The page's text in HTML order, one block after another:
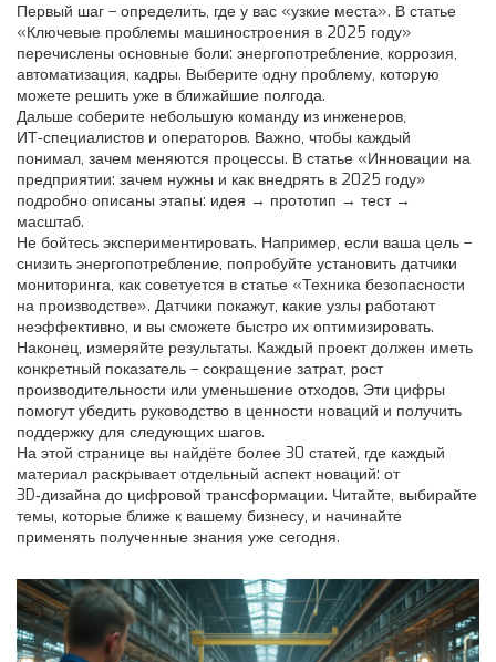
Первый шаг – определить, где у вас «узкие места». В статье
«Ключевые проблемы машиностроения в 2025 году»
перечислены основные боли: энергопотребление, коррозия,
автоматизация, кадры. Выберите одну проблему, которую
можете решить уже в ближайшие полгода.
Дальше соберите небольшую команду из инженеров,
ИТ‑специалистов и операторов. Важно, чтобы каждый
понимал, зачем меняются процессы. В статье «Инновации на
предприятии: зачем нужны и как внедрять в 2025 году»
подробно описаны этапы: идея → прототип → тест →
масштаб.
Не бойтесь экспериментировать. Например, если ваша цель –
снизить энергопотребление, попробуйте установить датчики
мониторинга, как советуется в статье «Техника безопасности
на производстве». Датчики покажут, какие узлы работают
неэффективно, и вы сможете быстро их оптимизировать.
Наконец, измеряйте результаты. Каждый проект должен иметь
конкретный показатель – сокращение затрат, рост
производительности или уменьшение отходов. Эти цифры
помогут убедить руководство в ценности новаций и получить
поддержку для следующих шагов.
На этой странице вы найдёте более 30 статей, где каждый
материал раскрывает отдельный аспект новаций: от
3D‑дизайна до цифровой трансформации. Читайте, выбирайте
темы, которые ближе к вашему бизнесу, и начинайте
применять полученные знания уже сегодня.